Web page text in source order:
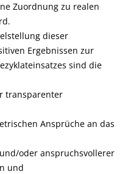
Zuordnung zu realen
dieser
Ergebnissen zur
sind die
transparenter
Ansprüche an das
oder anspruchsvollerer
und